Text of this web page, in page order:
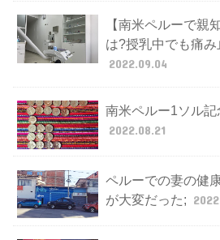
【南米ペルーで親
は?授乳中でも痛
2022.09.04
南米ペルー1ソル
2022.08.21
ペルーでの妻の健
が大変だった;